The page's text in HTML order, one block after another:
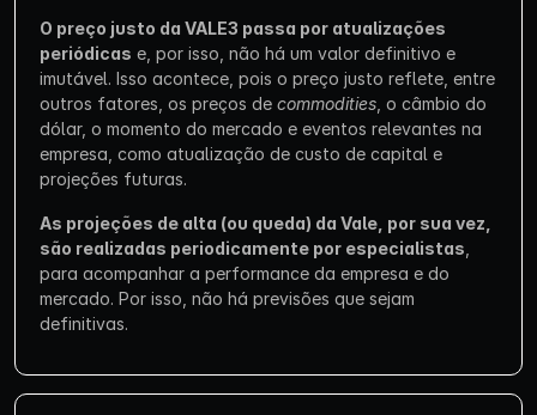
O preço justo da VALE3 passa por atualizações
periódicas e, por isso, não há um valor definitivo e
imutável. Isso acontece, pois o preço justo reflete, entre
outros fatores, os preços de commodities , o câmbio do
dólar, o momento do mercado e eventos relevantes na
empresa, como atualização de custo de capital e
projeções futuras.
As projeções de alta (ou queda) da Vale, por sua vez,
são realizadas periodicamente por especialistas
para acompanhar a performance da empresa e do
mercado. Por isso, não há previsões que sejam
definitivas.